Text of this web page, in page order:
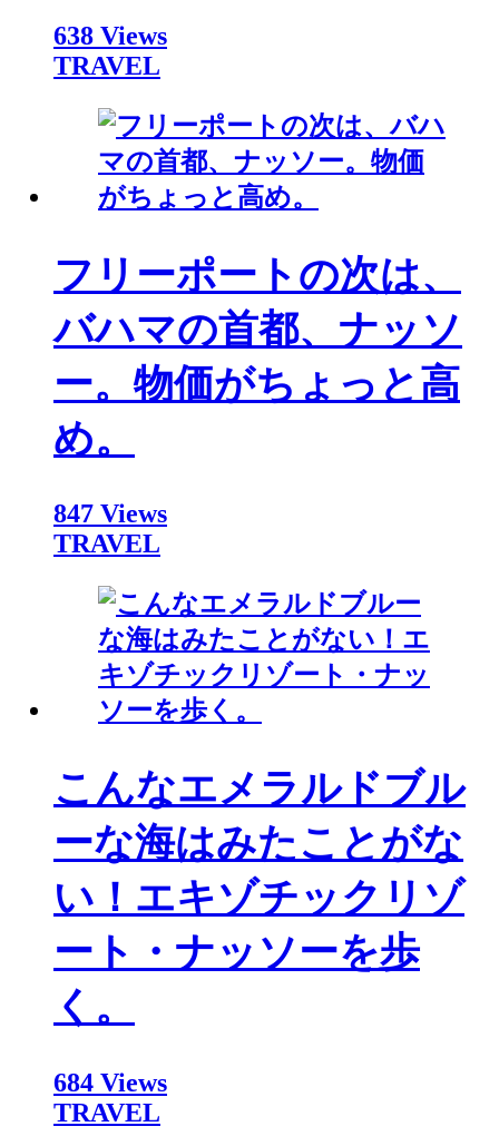
638 Views
TRAVEL
フリーポートの次は、
バハマの首都、ナッソ
ー。物価がちょっと高
め。
847 Views
TRAVEL
こんなエメラルドブル
ーな海はみたことがな
い！エキゾチックリゾ
ート・ナッソーを歩
く。
684 Views
TRAVEL